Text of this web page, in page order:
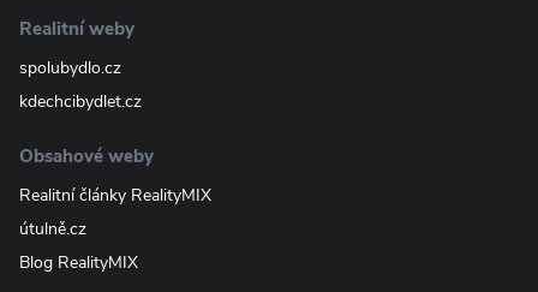
Realitní weby
spolubydlo.cz
kdechcibydlet.cz
Obsahové weby
Realitní články RealityMIX
útulně.cz
Blog RealityMIX